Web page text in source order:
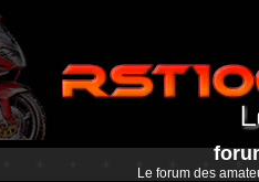
Le forum des